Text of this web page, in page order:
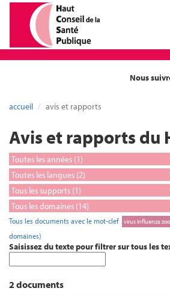
Nous
accueil avis et rapports
Avis et rapports du
Tous les documents avec le mot-clef virus influenza
domaines)
Saisissez du texte pour filtrer sur tous les
2 documents